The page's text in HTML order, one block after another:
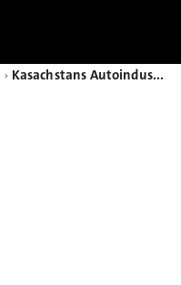
Kasachstans Autoindustrie balanciert im Krieg auf dem Drahtseil